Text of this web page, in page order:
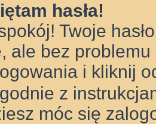
hasła!
Twoje
ale bez
i kliknij
z
móc się